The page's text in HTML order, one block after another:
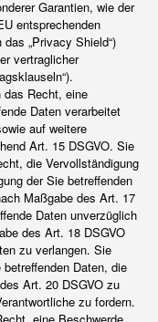
Garantien, wie der
entsprechenden
„Privacy Shield“)
vertraglicher
das Recht, eine
Daten verarbeitet
auf weitere
Art. 15 DSGVO. Sie
die Vervollständigung
der Sie betreffenden
Maßgabe des Art. 17
Daten unverzüglich
des Art. 18 DSGVO
zu verlangen. Sie
Daten, die
Art. 20 DSGVO zu
zu fordern.